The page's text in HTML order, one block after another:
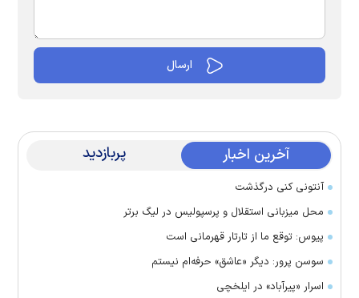
آخرین اخبار پربازدید
آنتونی کنی درگذشت
محل میزبانی استقلال و پرسپولیس در لیگ برتر
پیوس: توقع ما از تارتار قهرمانی است
سوسن پرور: دیگر «عاشق» حرفه‌ام نیستم
اسرار «پیرآباد» در ایلخچی